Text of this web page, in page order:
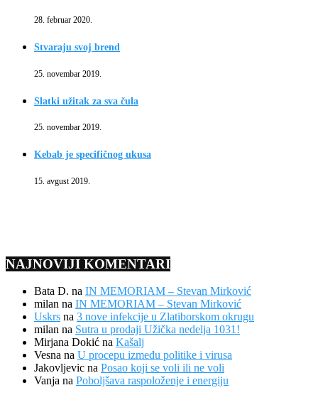
28. februar 2020.
Stvaraju svoj brend
25. novembar 2019.
Slatki užitak za sva čula
25. novembar 2019.
Kebab je specifičnog ukusa
15. avgust 2019.
NAJNOVIJI KOMENTARI
Bata D. na IN MEMORIAM – Stevan Mirković
milan na IN MEMORIAM – Stevan Mirković
Uskrs na 3 nove infekcije u Zlatiborskom okrugu
milan na Sutra u prodaji Užička nedelja 1031!
Mirjana Dokić na Kašalj
Vesna na U procepu između politike i virusa
Jakovljevic na Posao koji se voli ili ne voli
Vanja na Poboljšava raspoloženje i energiju